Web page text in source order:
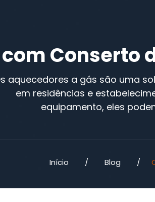
Conserto
aquecedores a gás são uma
em residências e
equipamento, eles
Início / Blog /